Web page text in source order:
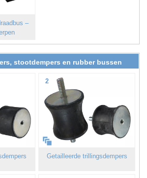
–
stootdempers en rubber bussen
2
Getailleerde trillingsdempers